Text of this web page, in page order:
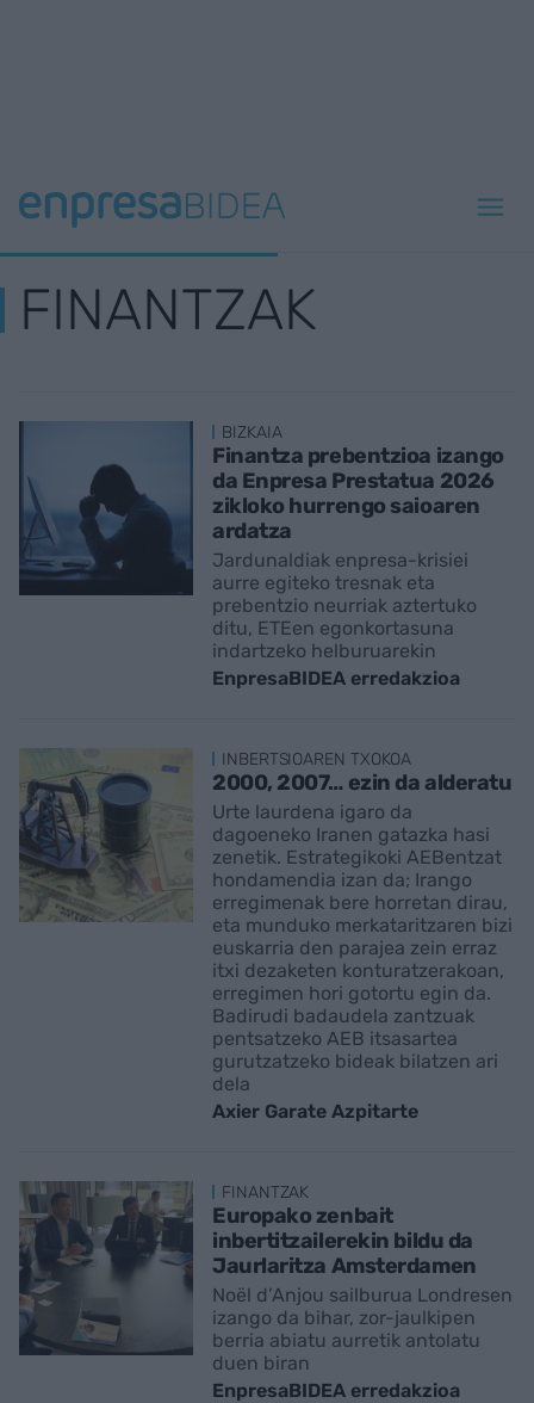
FINANTZAK
BIZKAIA
Finantza prebentzioa izango
da Enpresa Prestatua 2026
zikloko hurrengo saioaren
ardatza
Jardunaldiak enpresa-krisiei
aurre egiteko tresnak eta
prebentzio neurriak aztertuko
ditu, ETEen egonkortasuna
indartzeko helburuarekin
EnpresaBIDEA erredakzioa
INBERTSIOAREN TXOKOA
2000, 2007… ezin da alderatu
Urte laurdena igaro da
dagoeneko Iranen gatazka hasi
zenetik. Estrategikoki AEBentzat
hondamendia izan da; Irango
erregimenak bere horretan dirau,
eta munduko merkataritzaren bizi
euskarria den parajea zein erraz
itxi dezaketen konturatzerakoan,
erregimen hori gotortu egin da.
Badirudi badaudela zantzuak
pentsatzeko AEB itsasartea
gurutzatzeko bideak bilatzen ari
dela
Axier Garate Azpitarte
FINANTZAK
Europako zenbait
inbertitzailerekin bildu da
Jaurlaritza Amsterdamen
Noël d’Anjou sailburua Londresen
izango da bihar, zor-jaulkipen
berria abiatu aurretik antolatu
duen biran
EnpresaBIDEA erredakzioa